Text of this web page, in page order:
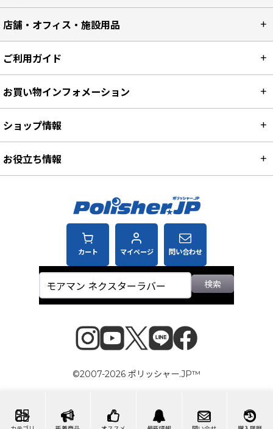
店舗・オフィス・施設用品
カート マイページ 問い合わせ
検索
ご利用ガイド
お買い物インフォメーション
ショップ情報
お役立ち情報
©2007-2026 ポリッシャー.JP™